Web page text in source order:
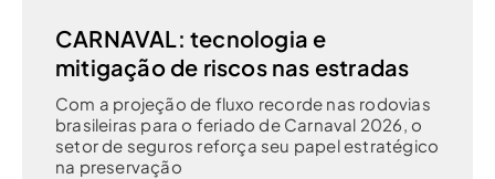
CARNAVAL: tecnologia e
mitigação de riscos nas estradas
Com a projeção de fluxo recorde nas rodovias
brasileiras para o feriado de Carnaval 2026, o
setor de seguros reforça seu papel estratégico
na preservação